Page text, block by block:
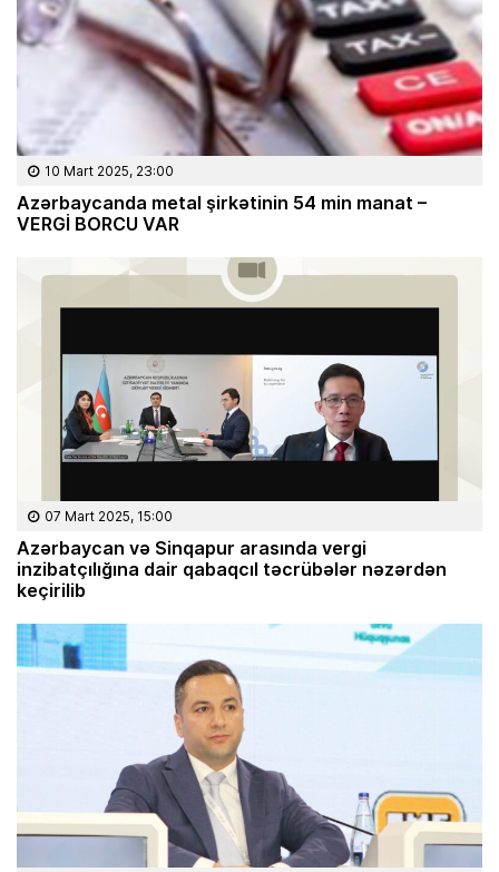
10 Mart 2025, 23:00
Azərbaycanda metal şirkətinin 54 min manat –
VERGİ BORCU VAR
07 Mart 2025, 15:00
Azərbaycan və Sinqapur arasında vergi
inzibatçılığına dair qabaqcıl təcrübələr nəzərdən
keçirilib